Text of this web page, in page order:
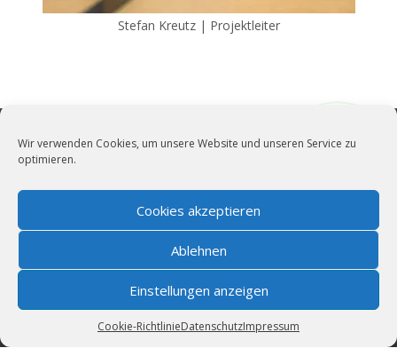
Wir verwenden Cookies, um unsere Website und unseren Service zu
optimieren.
Cookies akzeptieren
Ablehnen
Einstellungen anzeigen
Cookie-RichtlinieDatenschutzImpressum
Stefan Kreutz | Projektleiter
vollblut LiveMarketingLive- und Kulturmarketing für München.
News|Impressum|Cookie-Richtlinie (EU)|Datenschutz
AGBs für öffentliche Veranstaltungen
Wir sind Mitglied im